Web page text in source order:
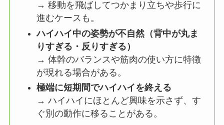
→ 移動を飛ばしてつかまり立ちや歩行に
進むケースも。
ハイハイ中の姿勢が不自然（背中が丸ま
りすぎる・反りすぎる）
→ 体幹のバランスや筋肉の使い方に特徴
が現れる場合がある。
極端に短期間でハイハイを終える
→ ハイハイにほとんど興味を示さず、す
ぐ別の動作に移ることがある。